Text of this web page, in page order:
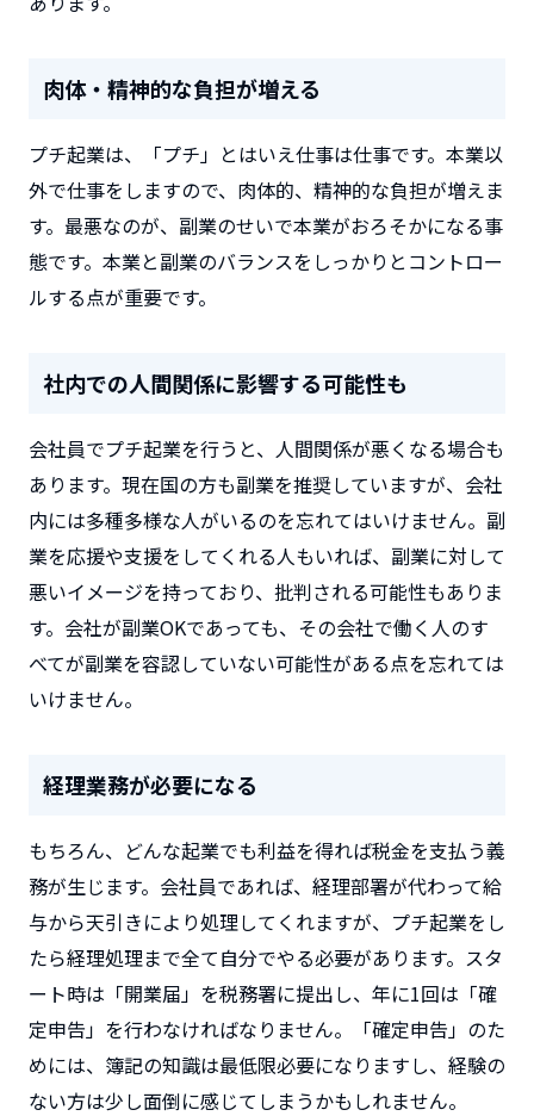
肉体・精神的な負担が増える
プチ起業は、「プチ」とはいえ仕事は仕事です。本業以
外で仕事をしますので、肉体的、精神的な負担が増えま
す。最悪なのが、副業のせいで本業がおろそかになる事
態です。本業と副業のバランスをしっかりとコントロー
ルする点が重要です。
社内での人間関係に影響する可能性も
会社員でプチ起業を行うと、人間関係が悪くなる場合も
あります。現在国の方も副業を推奨していますが、会社
内には多種多様な人がいるのを忘れてはいけません。副
業を応援や支援をしてくれる人もいれば、副業に対して
悪いイメージを持っており、批判される可能性もありま
す。会社が副業OKであっても、その会社で働く人のす
べてが副業を容認していない可能性がある点を忘れては
いけません。
経理業務が必要になる
もちろん、どんな起業でも利益を得れば税金を支払う義
務が生じます。会社員であれば、経理部署が代わって給
与から天引きにより処理してくれますが、プチ起業をし
たら経理処理まで全て自分でやる必要があります。スタ
ート時は「開業届」を税務署に提出し、年に1回は「確
定申告」を行わなければなりません。「確定申告」のた
めには、簿記の知識は最低限必要になりますし、経験の
ない方は少し面倒に感じてしまうかもしれません。